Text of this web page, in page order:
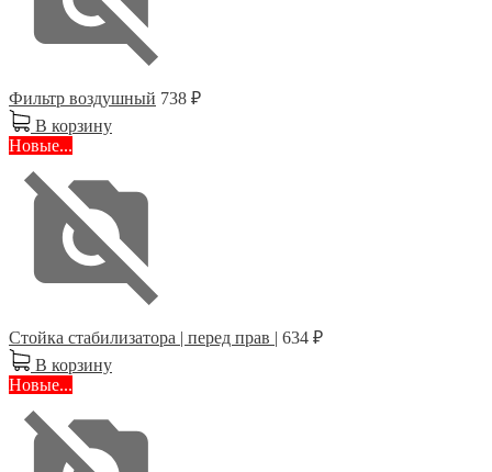
Фильтр воздушный 738 ₽
В корзину
Новые...
Стойка стабилизатора | перед прав | 634 ₽
В корзину
Новые...